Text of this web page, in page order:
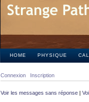
HOME PHYSIQUE
Connexion Inscription
Voir les messages sans réponse |